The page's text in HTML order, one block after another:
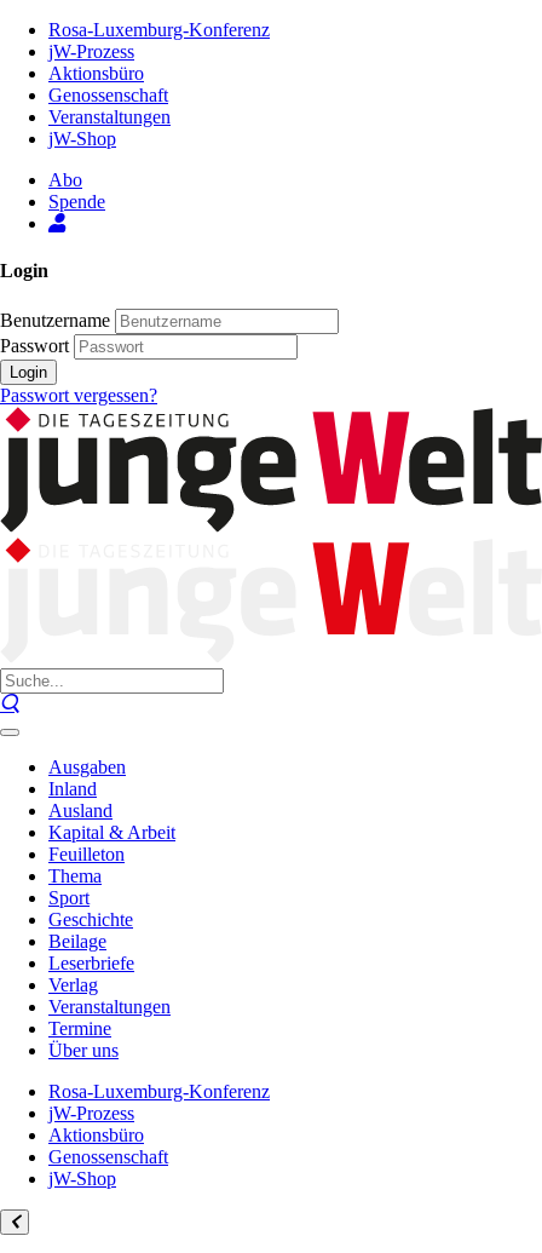
Inhalt
Seite
Rosa-Luxemburg-Konferenz
jW-Prozess
Aktionsbüro
Genossenschaft
Veranstaltungen
jW-Shop
Abo
Spende
Login
Benutzername
Passwort
Login
Passwort vergessen?
Ausgaben
Inland
Ausland
Kapital & Arbeit
Feuilleton
Thema
Sport
Geschichte
Beilage
Leserbriefe
Verlag
Veranstaltungen
Termine
Über uns
Rosa-Luxemburg-Konferenz
jW-Prozess
Aktionsbüro
Genossenschaft
jW-Shop